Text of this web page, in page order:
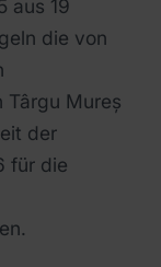
aus 19
die von
Târgu Mureș
der
für die